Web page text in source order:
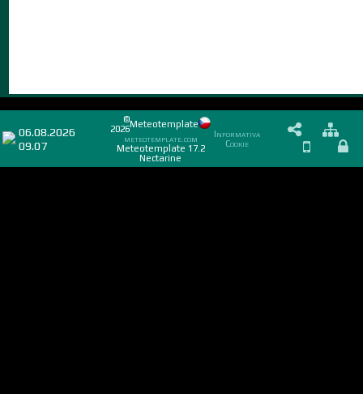
06.08.2026
09.07
©
2026Meteotemplate
meteotemplate.com
Meteotemplate 17.2
Nectarine
Informativa
Cookie